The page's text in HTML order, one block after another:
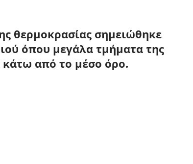
θερμοκρασίας σημειώθηκε
όπου μεγάλα τμήματα της
από το μέσο όρο.